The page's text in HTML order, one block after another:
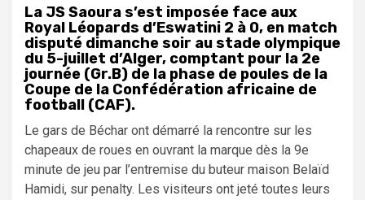
La JS Saoura s’est imposée face aux
Royal Léopards d’Eswatini 2 à 0, en match
disputé dimanche soir au stade olympique
du 5-juillet d’Alger, comptant pour la 2e
journée (Gr.B) de la phase de poules de la
Coupe de la Confédération africaine de
football (CAF).
Le gars de Béchar ont démarré la rencontre sur les
chapeaux de roues en ouvrant la marque dès la 9e
minute de jeu par l’entremise du buteur maison Belaïd
Hamidi, sur penalty. Les visiteurs ont jeté toutes leurs